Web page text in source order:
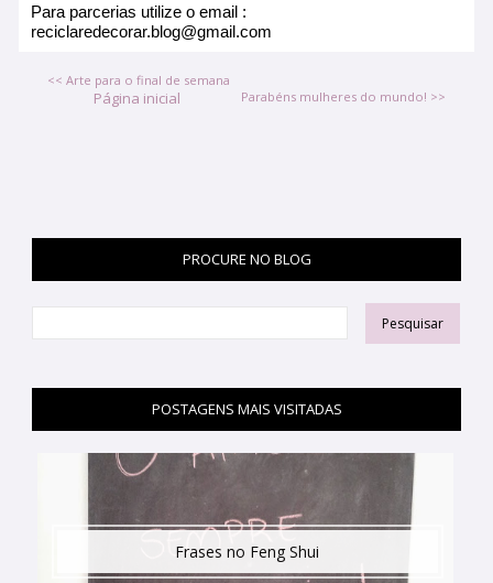
Para parcerias utilize o email :
reciclaredecorar.blog@gmail.com
<< Arte para o final de semana
Parabéns mulheres do mundo! >>
Página inicial
PROCURE NO BLOG
POSTAGENS MAIS VISITADAS
Frases no Feng Shui